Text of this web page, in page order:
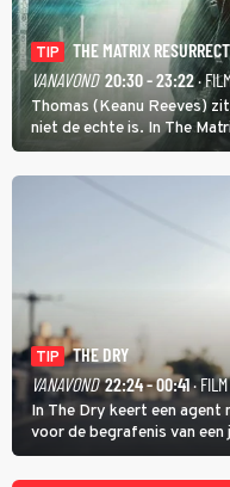
TIP
THE MATRIX
VANAVOND 20:30 - 23:22·
Thomas (Keanu Reeves)
niet de echte is. In The
proberen uit deze
TIP
THE DRY
VANAVOND 22:24 - 00:41· FILM
In The Dry keert een
voor de begrafenis van
onderzoeken van diens
met een oude zaak.